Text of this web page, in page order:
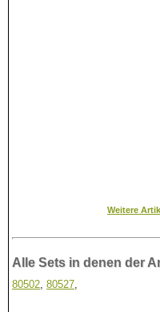
Weitere
Alle Sets in denen der
80502 80527